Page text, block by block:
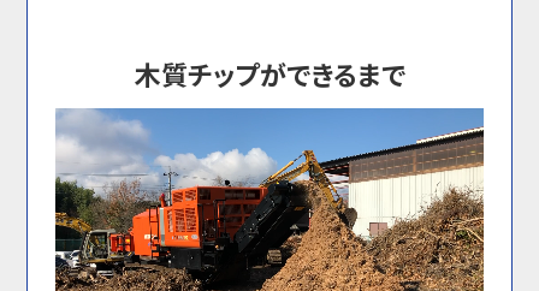
木質チップができるまで